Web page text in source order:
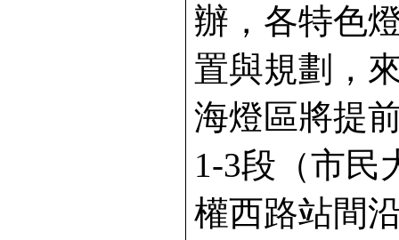
辦，各特色
置與規劃，
海燈區將提
1-3段（市民
權西路站間